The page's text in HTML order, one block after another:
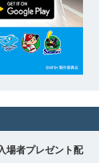
場者プレゼント配